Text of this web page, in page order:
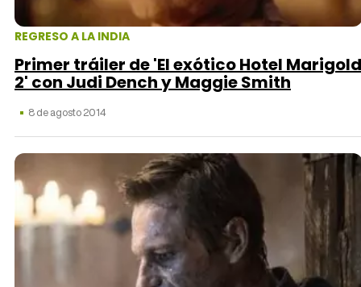
REGRESO A LA INDIA
Primer tráiler de 'El exótico Hotel Marigold
2' con Judi Dench y Maggie Smith
8 de agosto 2014